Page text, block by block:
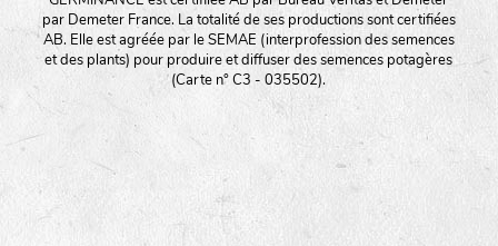
par Demeter France. La totalité de ses productions sont certifiées
AB. Elle est agréée par le SEMAE (interprofession des semences
et des plants) pour produire et diffuser des semences potagères
(Carte n° C3 - 035502).